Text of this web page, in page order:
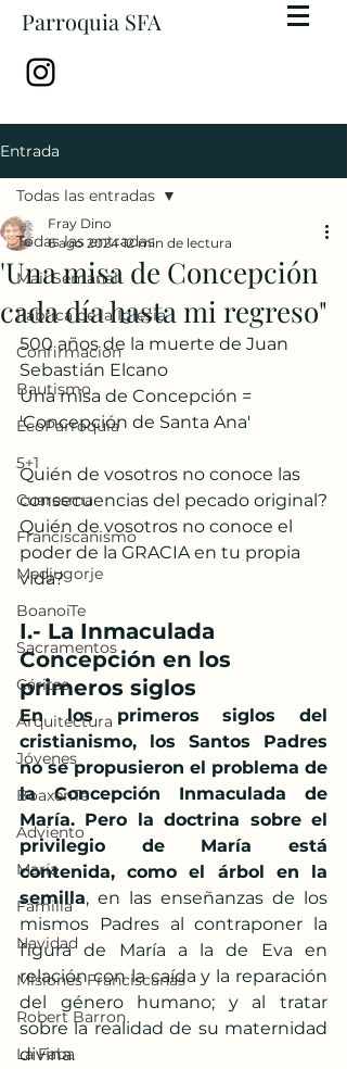
Parroquia SFA
Entrada
Todas las entradas
Mail Semanal
Fábrica de la Iglesia
Confirmación
Bautismo
EcoParroquia
5+1
Cuaresma
Franciscanismo
Medjugorje
BoanoiTe
Sacramentos
Cáritas
Arquitectura
Jóvenes
BoaxenTe
Adviento
María
Familia
Navidad
Misiones Franciscanas
Robert Barron
La Faba
Todas las entradas
'Una misa de Concepción
cada día hasta mi regreso"
Fray Dino
6 ago 2024 12 min de lectura
500 años de la muerte de Juan
Sebastián Elcano
Una misa de Concepción =
'Concepción de Santa Ana'
Quién de vosotros no conoce las
consecuencias del pecado original?
Quién de vosotros no conoce el
poder de la GRACIA en tu propia
vida?
I.- La Inmaculada
Concepción en los
primeros siglos
En los primeros siglos del
cristianismo, los Santos Padres
no se propusieron el problema de
la Concepción Inmaculada de
María. Pero la doctrina sobre el
privilegio de María está
contenida, como el árbol en la
semilla, en las enseñanzas de los
mismos Padres al contraponer la
figura de María a la de Eva en
relación con la caída y la reparación
del género humano; y al tratar
sobre la realidad de su maternidad
divina.